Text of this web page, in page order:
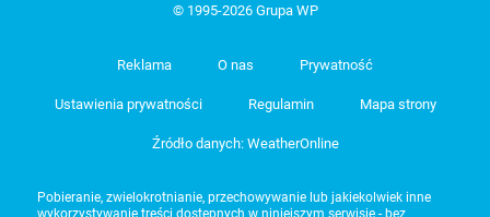
© 1995-2026 Grupa WP
Reklama O nas Prywatność
Ustawienia prywatności Regulamin Mapa strony
Źródło danych: WeatherOnline
Pobieranie, zwielokrotnianie, przechowywanie lub jakiekolwiek inne
wykorzystywanie treści dostępnych w niniejszym serwisie - bez